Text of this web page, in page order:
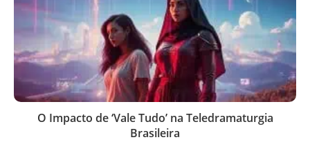
O Impacto de ‘Vale Tudo’ na Teledramaturgia
Brasileira